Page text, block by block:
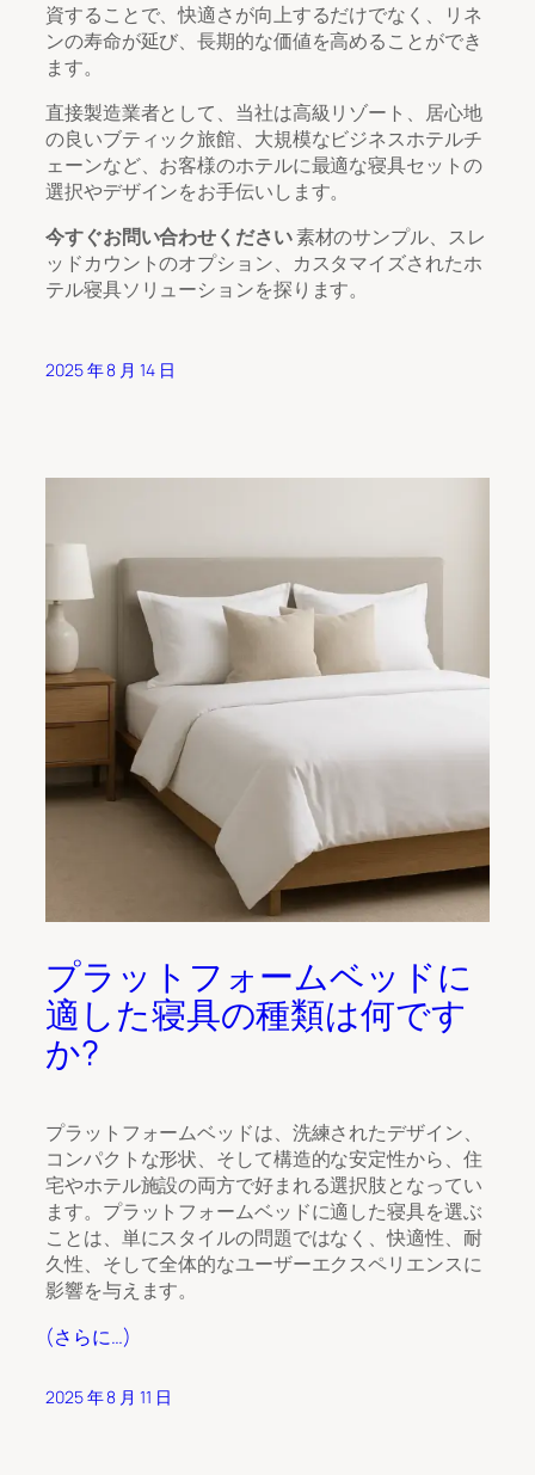
資することで、快適さが向上するだけでなく、リネ
ンの寿命が延び、長期的な価値を高めることができ
ます。
直接製造業者として、当社は高級リゾート、居心地
の良いブティック旅館、大規模なビジネスホテルチ
ェーンなど、お客様のホテルに最適な寝具セットの
選択やデザインをお手伝いします。
今すぐお問い合わせください素材のサンプル、スレ
ッドカウントのオプション、カスタマイズされたホ
テル寝具ソリューションを探ります。
2025 年 8 月 14 日
プラットフォームベッドに
適した寝具の種類は何です
か?
プラットフォームベッドは、洗練されたデザイン、
コンパクトな形状、そして構造的な安定性から、住
宅やホテル施設の両方で好まれる選択肢となってい
ます。プラットフォームベッドに適した寝具を選ぶ
ことは、単にスタイルの問題ではなく、快適性、耐
久性、そして全体的なユーザーエクスペリエンスに
影響を与えます。
(さらに…)
2025 年 8 月 11 日